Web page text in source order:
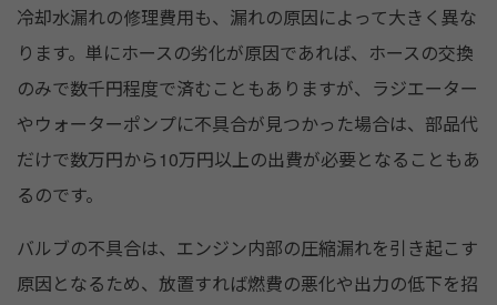
冷却水漏れの修理費用も、漏れの原因によって大きく異な
ります。単にホースの劣化が原因であれば、ホースの交換
のみで数千円程度で済むこともありますが、ラジエーター
やウォーターポンプに不具合が見つかった場合は、部品代
だけで数万円から10万円以上の出費が必要となることもあ
るのです。
バルブの不具合は、エンジン内部の圧縮漏れを引き起こす
原因となるため、放置すれば燃費の悪化や出力の低下を招